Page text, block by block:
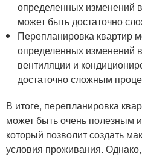
определенных изменений
может быть достаточно
Перепланировка квартир
определенных изменений
вентиляции и
достаточно сложным
В итоге, перепланировка
может быть очень полезным
который позволит создать
условия проживания. Однако,